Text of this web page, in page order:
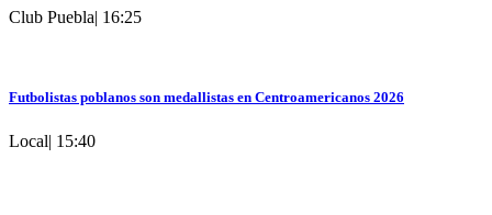
Club Puebla| 16:25
Futbolistas poblanos son medallistas en Centroamericanos 2026
Local| 15:40